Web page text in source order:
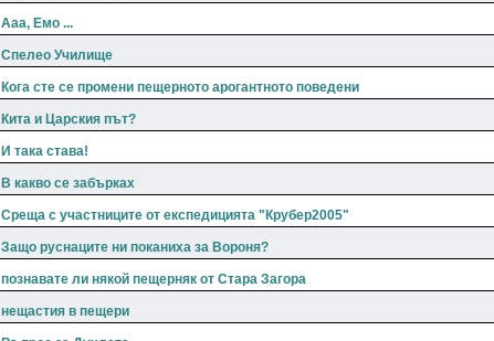
Ааа, Емо ...
Спелео Училище
Кога сте се промени пещерното арогантното поведени
Кита и Царския път?
И така става!
В какво се забърках
Среща с участниците от експедицията "Крубер2005"
Защо руснаците ни поканиха за Вороня?
познавате ли някой пещерняк от Стара Загора
нещастия в пещери